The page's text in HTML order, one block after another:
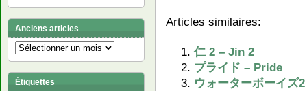
Articles similaires:
仁 2 – Jin 2
プライド – Pride
ウォーターボーイズ
Anciens articles
Anciens
articles
Étiquettes